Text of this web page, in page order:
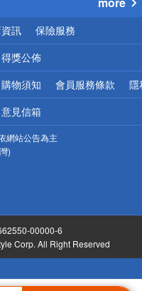
訊 保險服務
得獎公佈
購物須知 會員服務條款 隱
意見信箱
網站公告為主
)
00000-6
Corp. All Right Reserved